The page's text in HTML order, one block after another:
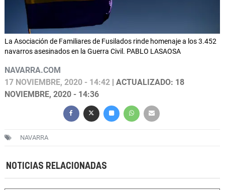
La Asociación de Familiares de Fusilados rinde homenaje a los 3.452
navarros asesinados en la Guerra Civil. PABLO LASAOSA
NAVARRA.COM
17 NOVIEMBRE, 2020 - 14:42 | ACTUALIZADO: 18
NOVIEMBRE, 2020 - 14:36
NAVARRA
NOTICIAS RELACIONADAS